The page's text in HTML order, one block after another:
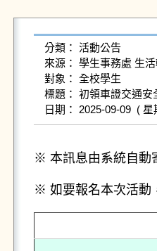
分類： 活動公告
來源： 學生事務處 生
對象： 全校學生
標題： 初領車證交通安
※ 本訊息由系統自動
※ 如要報名本次活動